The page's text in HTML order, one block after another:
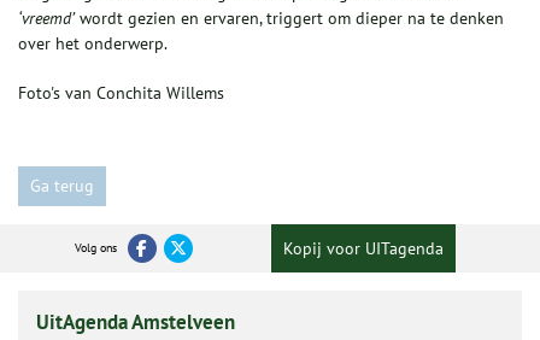
‘vreemd’wordt gezien en ervaren, triggert om dieper na te denken
over het onderwerp.
Foto's van Conchita Willems
Ga terug
Volg ons Kopij voor UITagenda
UitAgenda Amstelveen